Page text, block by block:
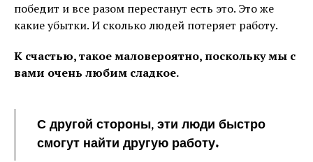
победит и все разом перестанут есть это. Это же
какие убытки. И сколько людей потеряет работу.
К счастью, такое маловероятно, поскольку мы с
вами очень любим сладкое.
С другой стороны, эти люди быстро
смогут найти другую работу.